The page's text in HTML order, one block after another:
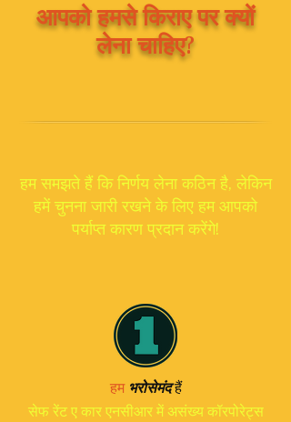
आपको हमसे किराए पर क्यों
लेना चाहिए?
हम समझते हैं कि निर्णय लेना कठिन है, लेकिन
हमें चुनना जारी रखने के लिए हम आपको
पर्याप्त कारण प्रदान करेंगे!
हम भरोसेमंदहैं
सेफ रेंट ए कार एनसीआर में असंख्य कॉरपोरेट्स